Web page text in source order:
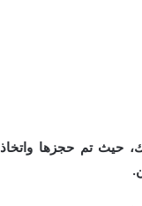
حيث تم حجزها واتخاذ